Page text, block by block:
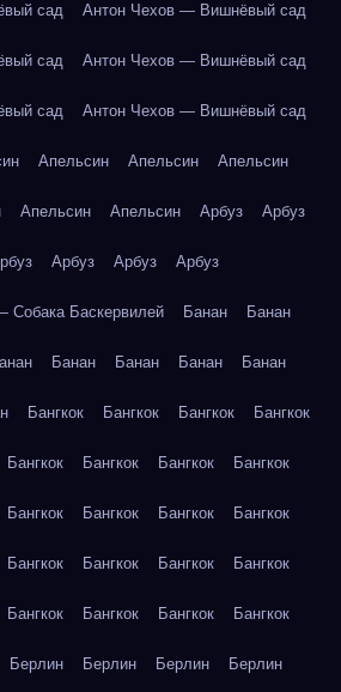
сад Антон Чехов — Вишнёвый сад
сад Антон Чехов — Вишнёвый сад
сад Антон Чехов — Вишнёвый сад
Апельсин Апельсин Апельсин
Апельсин Апельсин Арбуз Арбуз
Арбуз Арбуз Арбуз
Собака Баскервилей Банан Банан
Банан Банан Банан Банан
Бангкок Бангкок Бангкок Бангкок
Бангкок Бангкок Бангкок Бангкок
Бангкок Бангкок Бангкок Бангкок
Бангкок Бангкок Бангкок Бангкок
Бангкок Бангкок Бангкок Бангкок
Берлин Берлин Берлин Берлин